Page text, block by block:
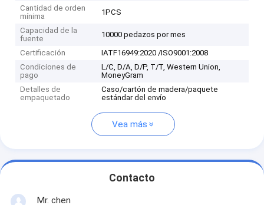
Cantidad de orden
mínima
1PCS
Capacidad de la
fuente
10000 pedazos por mes
Certificación
IATF16949:2020 /ISO9001:2008
Condiciones de
pago
L/C, D/A, D/P, T/T, Western Union,
MoneyGram
Detalles de
empaquetado
Caso/cartón de madera/paquete
estándar del envío
Vea más
Contacto
Mr. chen